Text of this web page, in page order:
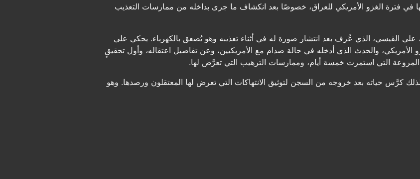
في فترة الغزو الأمريكي للعراق، خصوصًا بعد انكشاف ما جرى بداخله من ممارسات التعذيب
علي القيسي، الذي عُرف بعد انتشار صورة له في أثناء تعذيبه وهو يُصعق بالكهرباء. يحكي علي
الأمريكي، والحدث الذي أدخله في حالة صدام مع الأمريكيين، وعن تفاصيل اعتقاله، وأول تحقيقٍ
التي استمرت خمسة أيام، وممارسات الترهيب التي تعرَّض لها.
كرَّس حياته بعد خروجه من السجن لتوثيق الانتهاكات التي تعرض لها المعتقلون ورصدها. وهو